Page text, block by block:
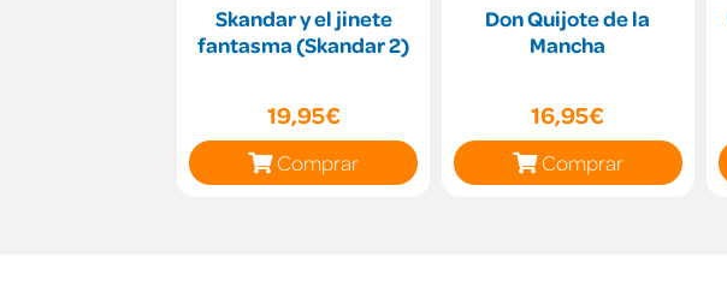
Skandar y el jinete
fantasma (Skandar 2)
19,95€
Comprar
Don Quijote de la
Mancha
16,95€
Comprar